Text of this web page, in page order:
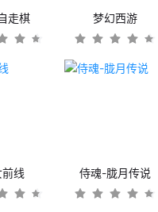
走棋 梦幻西游
线 侍魂-胧月传说